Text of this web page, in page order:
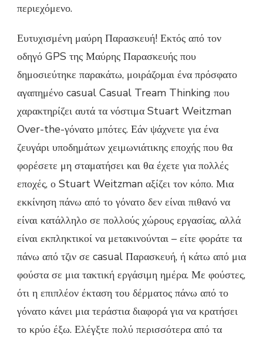
περιεχόμενο.
Ευτυχισμένη μαύρη Παρασκευή! Εκτός από τον
οδηγό GPS της Μαύρης Παρασκευής που
δημοσιεύτηκε παρακάτω, μοιράζομαι ένα πρόσφατο
αγαπημένο casual Casual Tream Thinking που
χαρακτηρίζει αυτά τα νόστιμα Stuart Weitzman
Over-the-γόνατο μπότες. Εάν ψάχνετε για ένα
ζευγάρι υποδημάτων χειμωνιάτικης εποχής που θα
φορέσετε μη σταματήσει και θα έχετε για πολλές
εποχές, ο Stuart Weitzman αξίζει τον κόπο. Μια
εκκίνηση πάνω από το γόνατο δεν είναι πιθανό να
είναι κατάλληλο σε πολλούς χώρους εργασίας, αλλά
είναι εκπληκτικοί να μετακινούνται – είτε φοράτε τα
πάνω από τζιν σε casual Παρασκευή, ή κάτω από μια
φούστα σε μια τακτική εργάσιμη ημέρα. Με φούστες,
ότι η επιπλέον έκταση του δέρματος πάνω από το
γόνατο κάνει μια τεράστια διαφορά για να κρατήσει
το κρύο έξω. Ελέγξτε πολύ περισσότερα από τα